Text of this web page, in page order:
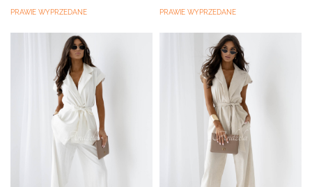
PRAWIE WYPRZEDANE PRAWIE WYPRZEDANE